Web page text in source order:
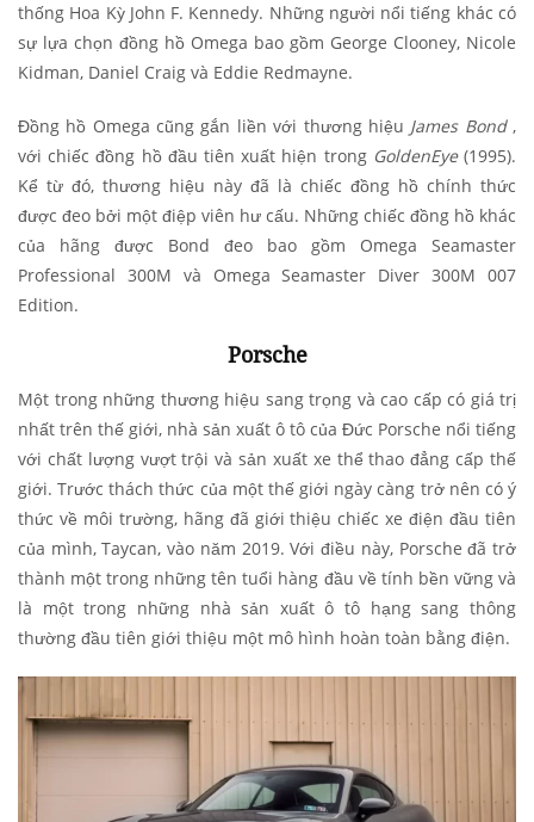
thống Hoa Kỳ John F. Kennedy. Những người nổi tiếng khác có
sự lựa chọn đồng hồ Omega bao gồm George Clooney, Nicole
Kidman, Daniel Craig và Eddie Redmayne.
Đồng hồ Omega cũng gắn liền với thương hiệu James Bond,
với chiếc đồng hồ đầu tiên xuất hiện trong GoldenEye(1995).
Kể từ đó, thương hiệu này đã là chiếc đồng hồ chính thức
được đeo bởi một điệp viên hư cấu. Những chiếc đồng hồ khác
của hãng được Bond đeo bao gồm Omega Seamaster
Professional 300M và Omega Seamaster Diver 300M 007
Edition.
Porsche
Một trong những thương hiệu sang trọng và cao cấp có giá trị
nhất trên thế giới, nhà sản xuất ô tô của Đức Porsche nổi tiếng
với chất lượng vượt trội và sản xuất xe thể thao đẳng cấp thế
giới. Trước thách thức của một thế giới ngày càng trở nên có ý
thức về môi trường, hãng đã giới thiệu chiếc xe điện đầu tiên
của mình, Taycan, vào năm 2019. Với điều này, Porsche đã trở
thành một trong những tên tuổi hàng đầu về tính bền vững và
là một trong những nhà sản xuất ô tô hạng sang thông
thường đầu tiên giới thiệu một mô hình hoàn toàn bằng điện.